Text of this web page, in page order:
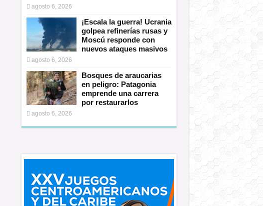
agosto 6, 2026
¡Escala la guerra! Ucrania
golpea refinerías rusas y
Moscú responde con
nuevos ataques masivos
agosto 6, 2026
Bosques de araucarias
en peligro: Patagonia
emprende una carrera
por restaurarlos
agosto 6, 2026